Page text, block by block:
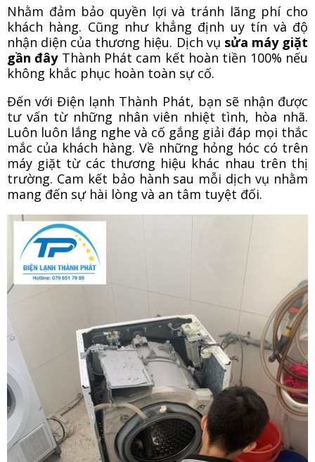
Nhằm đảm bảo quyền lợi và tránh lãng phí cho
khách hàng. Cũng như khẳng định uy tín và độ
nhận diện của thương hiệu. Dịch vụ sửa máy giặt
gần đâyThành Phát cam kết hoàn tiền 100% nếu
không khắc phục hoàn toàn sự cố.
Đến với Điện lạnh Thành Phát, bạn sẽ nhận được
tư vấn từ những nhân viên nhiệt tình, hòa nhã.
Luôn luôn lắng nghe và cố gắng giải đáp mọi thắc
mắc của khách hàng. Về những hỏng hóc có trên
máy giặt từ các thương hiệu khác nhau trên thị
trường. Cam kết bảo hành sau mỗi dịch vụ nhằm
mang đến sự hài lòng và an tâm tuyệt đối.